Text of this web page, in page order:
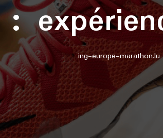
:
ing-europe-marathon.lu